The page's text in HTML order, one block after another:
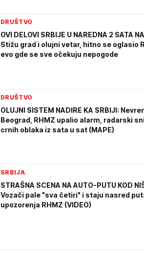
DRUŠTVO
OVI DELOVI SRBIJE U NAREDNA 2 SATA
Stižu grad i olujni vetar, hitno se oglasio
evo gde se sve očekuju nepogode
DRUŠTVO
OLUJNI SISTEM NADIRE KA SRBIJI:
Beograd, RHMZ upalio alarm, radarski
crnih oblaka iz sata u sat (MAPE)
SRBIJA
STRAŠNA SCENA NA AUTO-PUTU KOD
Vozači pale "sva četiri" i staju nasred
upozorenja RHMZ (VIDEO)